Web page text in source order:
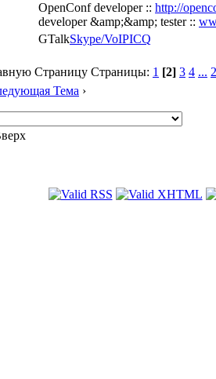
OpenConf developer :: http://
developer &amp;&amp; tester ::
GTalkSkype/VoIPICQ
Страницы: 1 [2] 3 4 ...
Тема ›